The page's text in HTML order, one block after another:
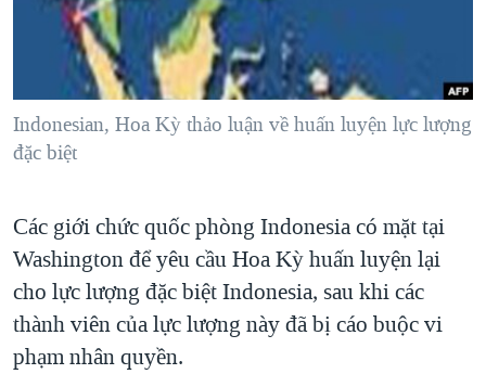
NGƯỜI VIỆT HẢI NGOẠI
ĐỜI SỐNG
KINH TẾ
KHOA HỌC
VĂN HOÁ
THỂ THAO
GIÁO DỤC
TẠI
HÀNH TRÌNH BẦU CỬ 2024
MỘT NĂM CHIẾN TRANH TẠI DẢI GAZA
GIẢI MÃ VÀNH ĐAI & CON ĐƯỜNG
NGÀY TỊ NẠN THẾ GIỚI
GROUND ZERO – XƯA VÀ NAY
CÁC GIÁ TRỊ CỘNG HÒA Ở VIỆT NAM
THƯỢNG ĐỈNH TRUMP-KIM TẠI VIỆT NAM
VIDEO
MẠNG XÃ HỘI
Ngôn ngữ khác
Indonesian, Hoa Kỳ thảo luận về huấn luyện lực lượng
đặc biệt
Các giới chức quốc phòng Indonesia có mặt tại
Washington để yêu cầu Hoa Kỳ huấn luyện lại
cho lực lượng đặc biệt Indonesia, sau khi các
thành viên của lực lượng này đã bị cáo buộc vi
phạm nhân quyền.